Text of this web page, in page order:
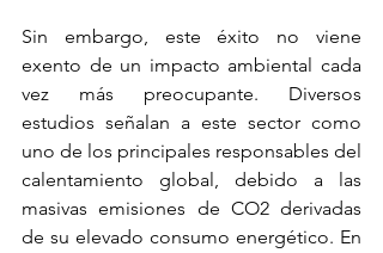
Sin embargo, este éxito no viene
exento de un impacto ambiental cada
vez más preocupante. Diversos
estudios señalan a este sector como
uno de los principales responsables del
calentamiento global, debido a las
masivas emisiones de CO2 derivadas
de su elevado consumo energético. En